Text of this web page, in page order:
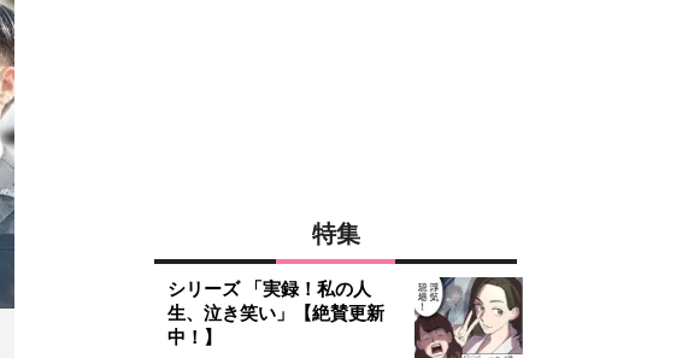
特集
シリーズ 「実録！私の人
生、泣き笑い」【絶賛更新
中！】